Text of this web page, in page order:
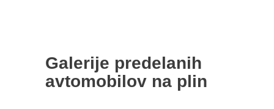
Galerije predelanih
avtomobilov na plin